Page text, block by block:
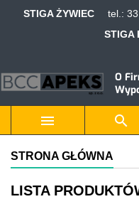
STIGA ŻYWIEC tel.:
STIGA
O
 
STRONA GŁÓWNA
LISTA